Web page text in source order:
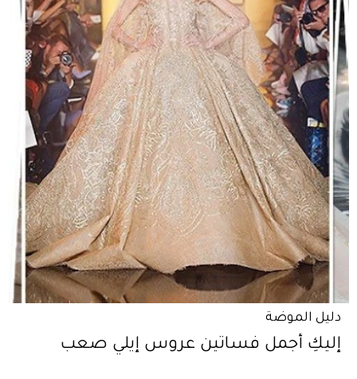
دليل الموضة
إليكِ أجمل فساتين عروس إيلي صعب